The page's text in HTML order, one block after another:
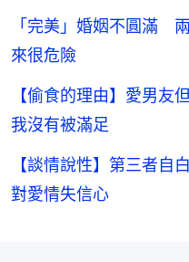
「完美」婚姻不圓滿
來很危險
【偷食的理由】愛男友
我沒有被滿足
【談情說性】第三者
對愛情失信心